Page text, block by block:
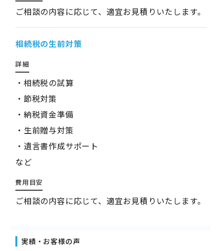
ご相談の内容に応じて、適宜お見積りいたします。
相続税の生前対策
詳細
・相続税の試算
・節税対策
・納税資金準備
・生前贈与対策
・遺言書作成サポート
など
費用目安
ご相談の内容に応じて、適宜お見積りいたします。
実績・お客様の声